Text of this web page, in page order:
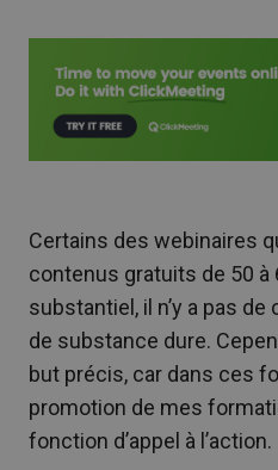
Certains des webinaires
contenus gratuits de 50 à
substantiel, il n’y a pas de
de substance dure.
but précis, car dans ces
promotion de mes
fonction d’appel à l’action.